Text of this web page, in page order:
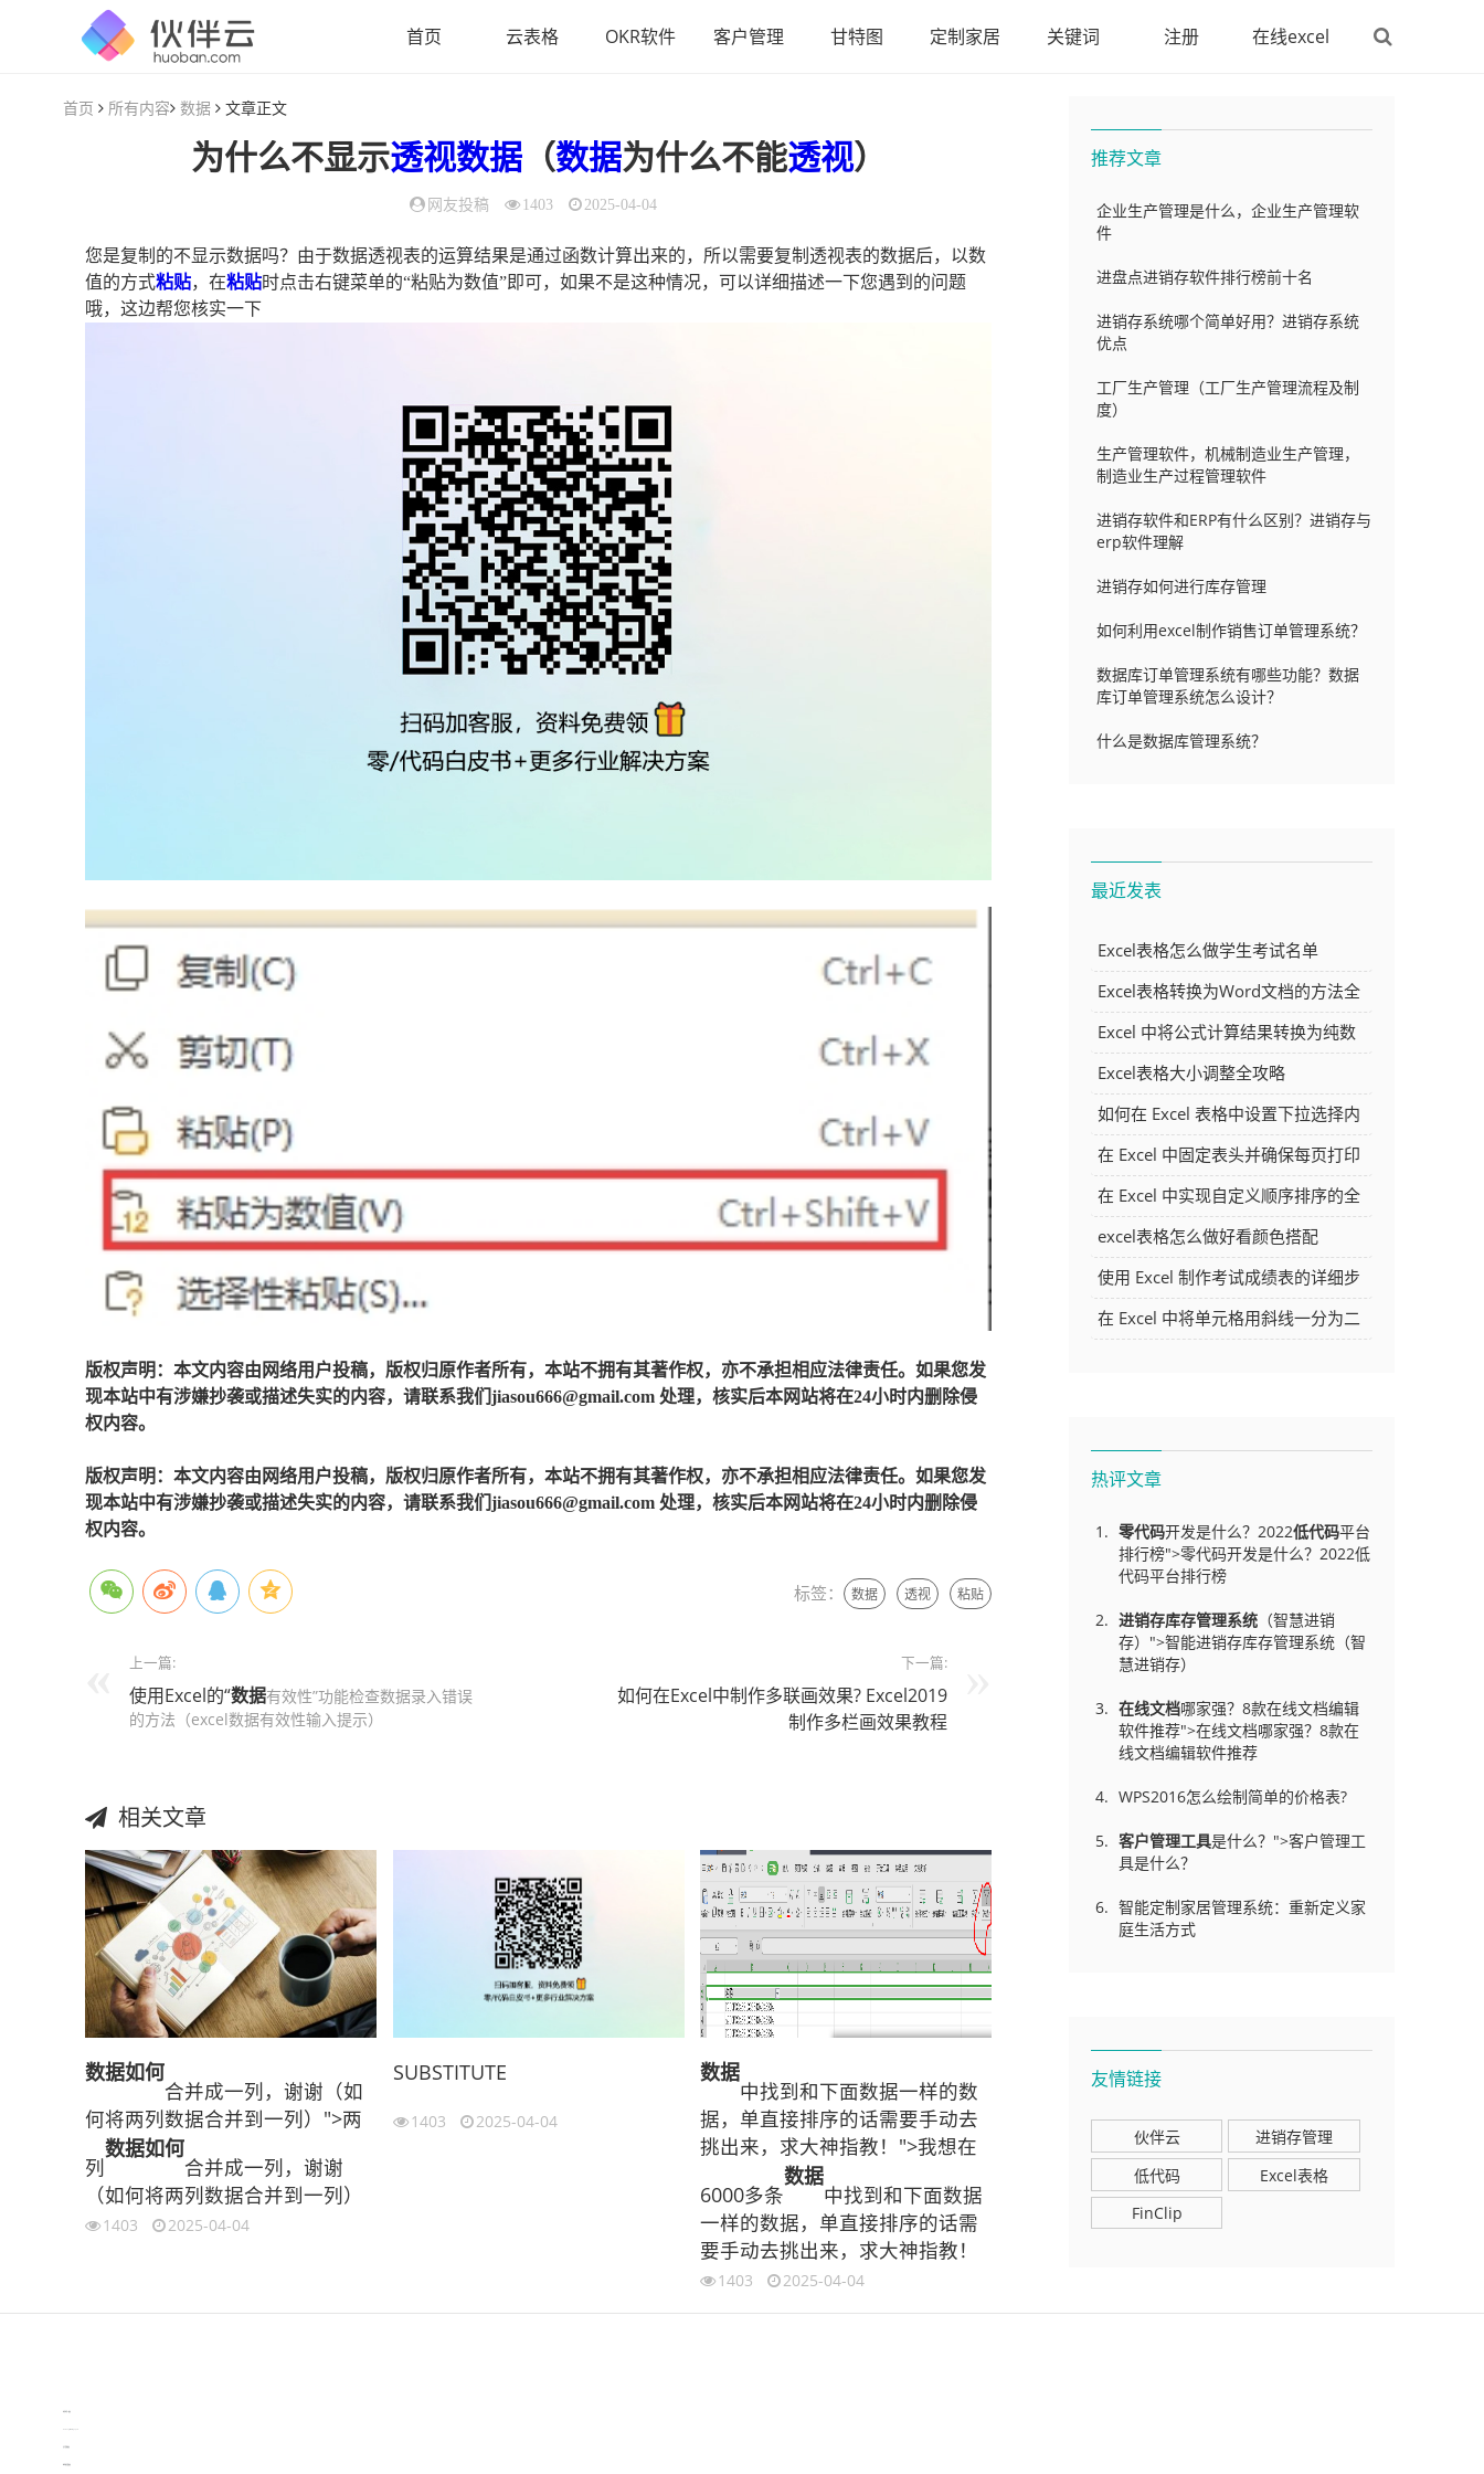
首页 云表格 OKR软件 客户管理 甘特图 定制家居 关键词 注册 在线excel
首页 所有内容 数据 文章正文
为什么不显示透视数据（数据为什么不能透视）
网友投稿 1403 2025-04-04
您是复制的不显示数据吗？由于数据透视表的运算结果是通过函数计算出来的，所以需要复制透视表的数据后，以数
值的方式粘贴，在粘贴时点击右键菜单的“粘贴为数值”即可，如果不是这种情况，可以详细描述一下您遇到的问题
哦，这边帮您核实一下
版权声明：本文内容由网络用户投稿，版权归原作者所有，本站不拥有其著作权，亦不承担相应法律责任。如果您发
现本站中有涉嫌抄袭或描述失实的内容，请联系我们jiasou666@gmail.com 处理，核实后本网站将在24小时内删除侵
权内容。
版权声明：本文内容由网络用户投稿，版权归原作者所有，本站不拥有其著作权，亦不承担相应法律责任。如果您发
现本站中有涉嫌抄袭或描述失实的内容，请联系我们jiasou666@gmail.com 处理，核实后本网站将在24小时内删除侵
权内容。
标签： 数据 透视 粘贴
上一篇:
使用Excel的“数据有效性”功能检查数据录入错误
的方法（excel数据有效性输入提示）
下一篇:
如何在Excel中制作多联画效果? Excel2019
制作多栏画效果教程
相关文章
数据如何
合并成一列，谢谢（如
何将两列数据合并到一列）">两
列
数据如何
合并成一列，谢谢
（如何将两列数据合并到一列）
1403 2025-04-04
SUBSTITUTE
1403 2025-04-04
数据
中找到和下面数据一样的数
据，单直接排序的话需要手动去
挑出来，求大神指教！">我想在
6000多条
数据
中找到和下面数据
一样的数据，单直接排序的话需
要手动去挑出来，求大神指教！
1403 2025-04-04
推荐文章
企业生产管理是什么，企业生产管理软
件
进盘点进销存软件排行榜前十名
进销存系统哪个简单好用？进销存系统
优点
工厂生产管理（工厂生产管理流程及制
度）
生产管理软件，机械制造业生产管理，
制造业生产过程管理软件
进销存软件和ERP有什么区别？进销存与
erp软件理解
进销存如何进行库存管理
如何利用excel制作销售订单管理系统？
数据库订单管理系统有哪些功能？数据
库订单管理系统怎么设计？
什么是数据库管理系统？
最近发表
Excel表格怎么做学生考试名单
Excel表格转换为Word文档的方法全
解析
Excel 中将公式计算结果转换为纯数
字的多种方法
Excel表格大小调整全攻略
如何在 Excel 表格中设置下拉选择内
容
在 Excel 中固定表头并确保每页打印
时都显示表头的方法详解
在 Excel 中实现自定义顺序排序的全
面指南
excel表格怎么做好看颜色搭配
使用 Excel 制作考试成绩表的详细步
骤及技巧
在 Excel 中将单元格用斜线一分为二
热评文章
零代码开发是什么？2022低代码平台
排行榜">零代码开发是什么？2022低
代码平台排行榜
进销存库存管理系统 （智慧进销
存）">智能进销存库存管理系统（智
慧进销存）
在线文档哪家强？8款在线文档编辑
软件推荐">在线文档哪家强？8款在
线文档编辑软件推荐
WPS2016怎么绘制简单的价格表?
客户管理工具是什么？">客户管理工
具是什么？
智能定制家居管理系统：重新定义家
庭生活方式
友情链接
伙伴云
进销存管理
低代码
Excel表格
FinClip